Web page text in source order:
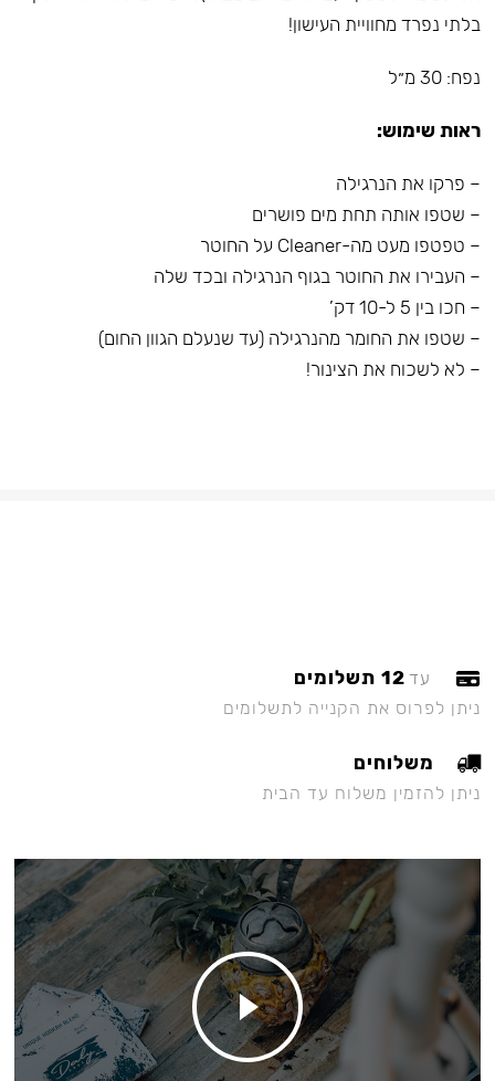
בלתי נפרד מחוויית העישון!
נפח: 30 מ״ל
ראות שימוש:
– פרקו את הנרגילה
– שטפו אותה תחת מים פושרים
– טפטפו מעט מה-Cleaner על החוטר
– העבירו את החוטר בגוף הנרגילה ובכד שלה
– חכו בין 5 ל-10 דק’
– שטפו את החומר מהנרגילה (עד שנעלם הגוון החום)
– לא לשכוח את הצינור!
עד 12 תשלומים
ניתן לפרוס את הקנייה לתשלומים
משלוחים
ניתן להזמין משלוח עד הבית